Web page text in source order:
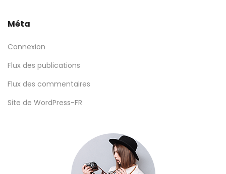
Méta
Connexion
Flux des publications
Flux des commentaires
Site de WordPress-FR